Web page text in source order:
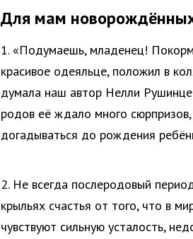
Для мам
1. «Подумаешь, младенец!
красивое одеяльце, положил в
думала наш автор Нелли
родов её ждало много
догадываться до рождения
2. Не всегда послеродовый
крыльях счастья от того, что в
чувствуют сильную усталость,